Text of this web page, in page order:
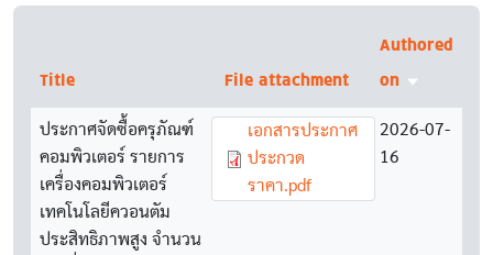
Title File attachment
Authored
on Sort
ประกาศจัดซื้อครุภัณฑ์
คอมพิวเตอร์ รายการ
เครื่องคอมพิวเตอร์
เทคโนโลยีควอนตัม
ประสิทธิภาพสูง จำนวน
Document
เอกสารประกาศ
ประกวด
ราคา.pdf
2026-07-
16